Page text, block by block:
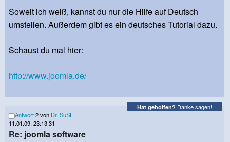
Soweit ich weiß, kannst du nur die Hilfe auf Deutsch
umstellen. Außerdem gibt es ein deutsches Tutorial dazu.
Schaust du mal hier:
http://www.joomla.de/
Hat geholfen? Danke sagen!
Antwort2 von Dr. SuSE
11.01.09, 23:13:31
Re: joomla software